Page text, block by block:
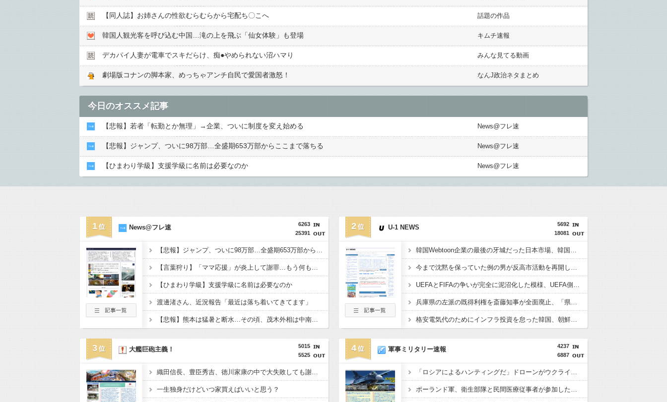
【同人誌】お姉さんの性欲むらむらから宅配ち〇こへ 話題の作品
韓国人観光客を呼び込む中国…滝の上を飛ぶ「仙女体験」も登場 キムチ速報
デカパイ人妻が電車でスキだらけ、痴●︎やめられない沼ハマり みんな見てる動画
劇場版コナンの脚本家、めっちゃアンチ自民で愛国者激怒！ なんJ政治ネタまとめ
今日のオススメ記事
【悲報】若者「転勤とか無理」→企業、ついに制度を変え始める News@フレ速
【悲報】ジャンプ、ついに98万部…全盛期653万部からここまで落ちる News@フレ速
【ひまわり学級】支援学級に名前は必要なのか News@フレ速
1
6263
25391
News@フレ速
【悲報】ジャンプ、ついに98万部…全盛期653万部からここまで落ちる
【言葉狩り】「ママ応援」が炎上して謝罪…もう何も言えない
【ひまわり学級】支援学級に名前は必要なのか
渡邊渚さん、近況報告「最近は落ち着いてきてます」
【悲報】熊本は猛暑と断水…その頃、茂木外相は中南米でニッコリ動画公開
2
5692
18081
U-1 NEWS
韓国Webtoon企業の最後の牙城だった日本市場、韓国の自慢の種だった某アプリが遂に……
今まで沈黙を保っていた例の男が反高市活動を再開した模様、財務省を手を組んでの返り咲きが狙いか？
UEFAとFIFAの争いが完全に泥沼化した模様、UEFA側の逆転敗北すらあり得るような情勢に……
兵庫県の左派の既得利権を斎藤知事が全面廃止、「県が何をするねん？」と存在意義そのものが不明で……
格安電気代のためにインフラ投資を怠った韓国、朝鮮半島全域を猛暑が直撃してしまった結果……
3
5015
5525
大艦巨砲主義！
織田信長、豊臣秀吉、徳川家康の中で大失敗しても謝ったら許してくれそうなのって徳川家康だよな
一生独身だけどいつ家買えばいいと思う？
4
4237
6887
軍事ミリタリー速報
「ロシアによるハンティングだ」ドローンがウクライナの民間人を追い回して爆発…ゼレンスキー氏が非難！
ポーランド軍、衛生部隊と民間医療従事者が参加した戦場医療訓練を実施！